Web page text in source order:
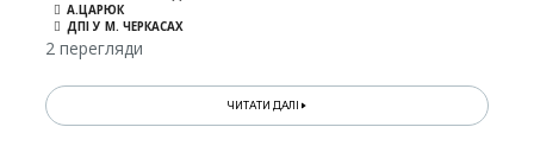
А.ЦАРЮК
ДПІ У М. ЧЕРКАСАХ
2 перегляди
ЧИТАТИ ДАЛІ